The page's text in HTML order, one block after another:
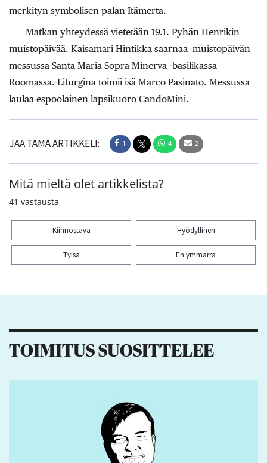
merkityn symbolisen palan Itämerta.
Matkan yhteydessä vietetään 19.1. Pyhän Henrikin
muistopäivää. Kaisamari Hintikka saarnaa muistopäivän
messussa Santa Maria Sopra Minerva -basilikassa
Roomassa. Liturgina toimii isä Marco Pasinato. Messussa
laulaa espoolainen lapsikuoro CandoMini.
JAA TÄMÄ ARTIKKELI: 1 4 2
Mitä mieltä olet artikkelista?
41 vastausta
Kiinnostava Hyödyllinen
Tylsä En ymmärrä
TOIMITUS SUOSITTELEE